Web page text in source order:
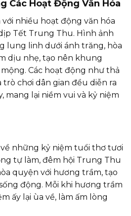
Các Hoạt Động Văn Hóa
nhiều hoạt động văn hóa
Tết Trung Thu. Hình ảnh
lung linh dưới ánh trăng, hòa
dịu nhẹ, tạo nên khung
Các hoạt động như thả
trò chơi dân gian đều diễn ra
mang lại niềm vui và kỷ niệm
những kỷ niệm tuổi thơ tươi
tự làm, đêm hội Trung Thu
quyện với hương trầm, tạo
động. Mỗi khi hương trầm
ấy lại ùa về, làm ấm lòng